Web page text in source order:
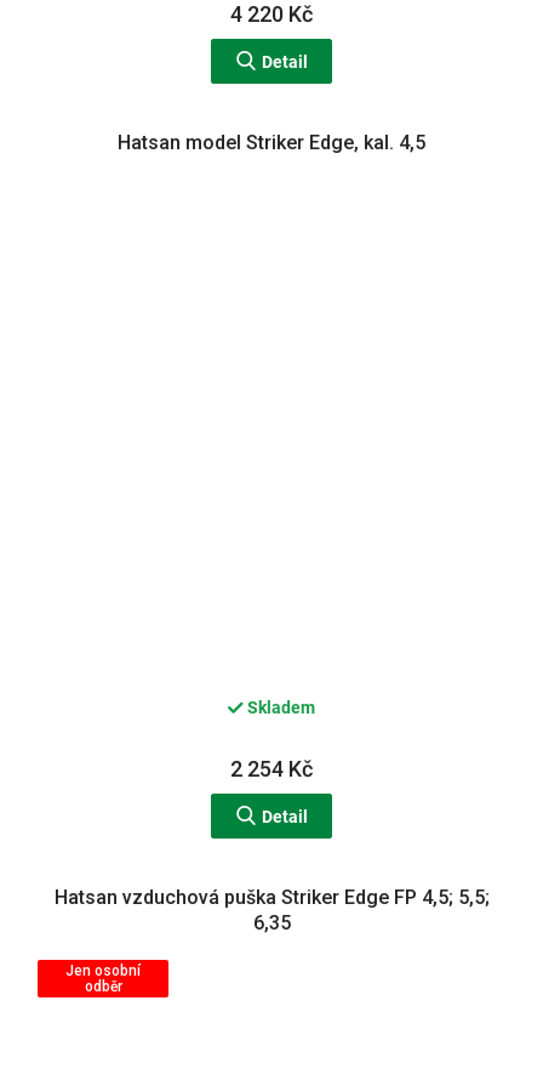
4 220 Kč
Detail
Hatsan model Striker Edge, kal. 4,5
Skladem
2 254 Kč
Detail
Jen osobní
odběr
Hatsan vzduchová puška Striker Edge FP 4,5; 5,5;
6,35